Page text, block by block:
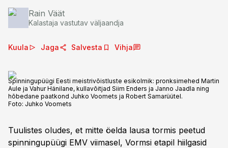
Rain Väät
Kalastaja vastutav väljaandja
Kuula Jaga Salvesta Vihja
Spinningupüügi Eesti meistrivõistluste esikolmik: pronksimehed Martin
Aule ja Vahur Hänilane, kullavõitjad Siim Enders ja Janno Jaadla ning
hõbedane paatkond Juhko Voomets ja Robert Samarüütel.
Foto: Juhko Voomets
Tuulistes oludes, et mitte öelda lausa tormis peetud
spinningupüügi EMV viimasel, Vormsi etapil hiilgasid